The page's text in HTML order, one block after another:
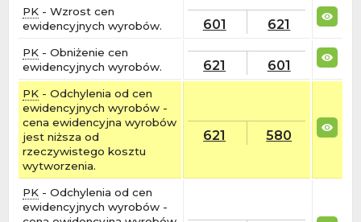
PK - Wzrost cen
ewidencyjnych wyrobów.
601 621
PK - Obniżenie cen
ewidencyjnych wyrobów.
621 601
PK - Odchylenia od cen
ewidencyjnych wyrobów -
cena ewidencyjna wyrobów
jest niższa od
rzeczywistego kosztu
wytworzenia.
621 580
PK - Odchylenia od cen
ewidencyjnych wyrobów -